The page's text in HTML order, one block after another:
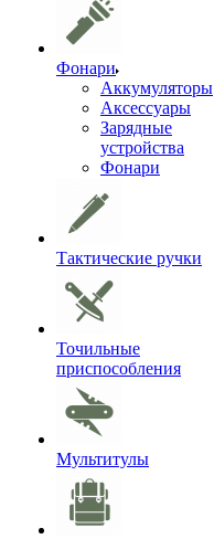
Фонари
Аккумуляторы
Аксессуары
Зарядные
устройства
Фонари
Тактические ручки
Точильные
приспособления
Мультитулы